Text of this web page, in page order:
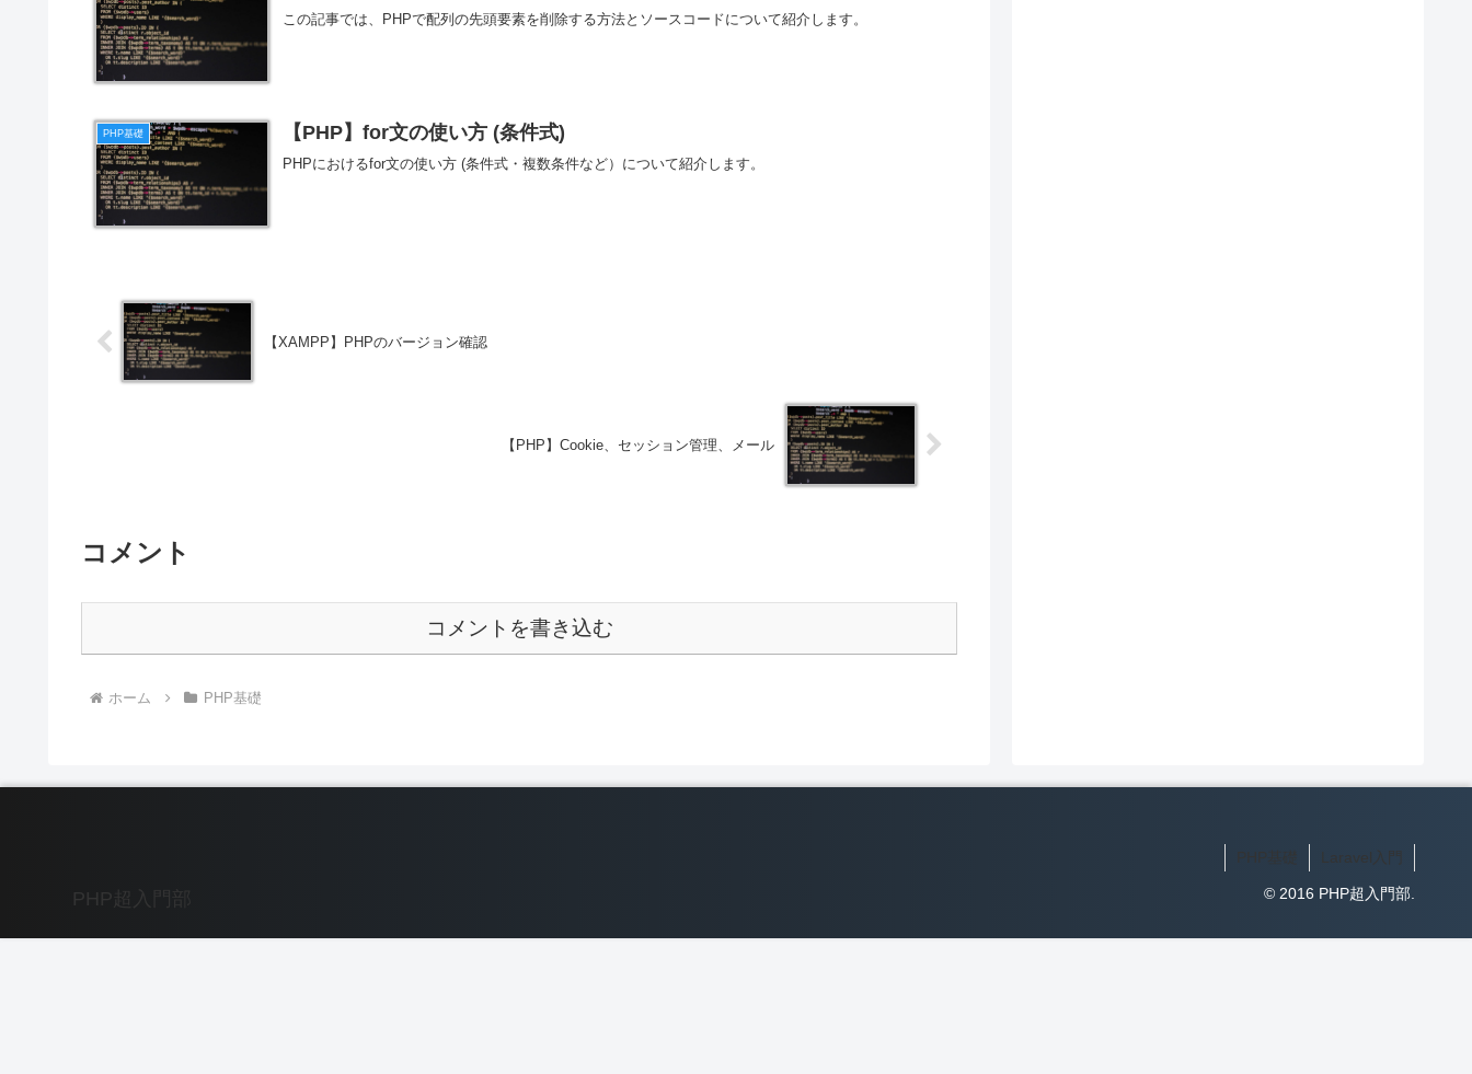
この記事では、PHPで配列の先頭要素を削除する方法とソースコードについて紹介します。
PHP基礎 【PHP】for文の使い方 (条件式)
PHPにおけるfor文の使い方 (条件式・複数条件など）について紹介します。
【XAMPP】PHPのバージョン確認
【PHP】Cookie、セッション管理、メール
コメント
コメントを書き込む
ホーム PHP基礎
PHP超入門部
Laravel入門
© 2016 PHP超入門部.